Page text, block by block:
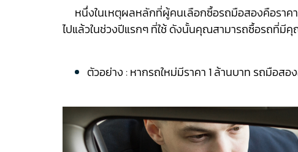
หนึ่งในเหตุผลหลักที่ผู้คนเลือกซื้อรถมือสองคือราค
ไปแล้วในช่วงปีแรกๆ ที่ใช้ ดังนั้นคุณสามารถซื้อรถที่มี
ตัวอย่าง : หากรถใหม่มีราคา 1 ล้านบาท รถมือส